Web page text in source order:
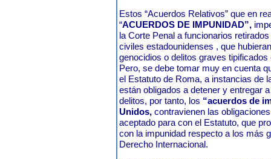
Estos “Acuerdos Relativos” que en
“ACUERDOS DE IMPUNIDAD”,
la Corte Penal a funcionarios
civiles estadounidenses , que
genocidios o delitos graves
Pero, se debe tomar muy en cuenta
el Estatuto de Roma, a instancias de
están obligados a detener y entregar
delitos, por tanto, los “acuerdos de
Unidos, contravienen las
aceptado para con el Estatuto, que
con la impunidad respecto a los más
Derecho Internacional.